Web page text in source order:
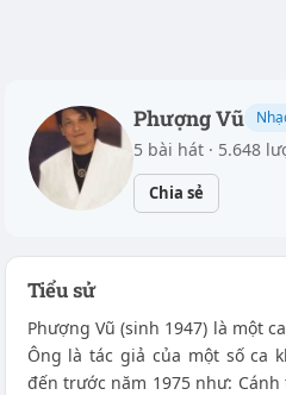
Phượng Vũ
5 bài hát · 5.648
Chia sẻ
Tiểu sử
Phượng Vũ (sinh 1947) là một
Ông là tác giả của một số ca
đến trước năm 1975 như: